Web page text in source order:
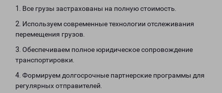
1. Все грузы застрахованы на полную стоимость.
2. Используем современные технологии отслеживания
перемещения грузов.
3. Обеспечиваем полное юридическое сопровождение
транспортировки.
4. Формируем долгосрочные партнерские программы для
регулярных отправителей.